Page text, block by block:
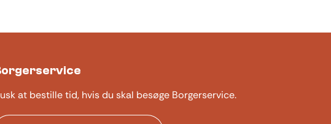
at bestille tid, hvis du skal besøge Borgerservice.